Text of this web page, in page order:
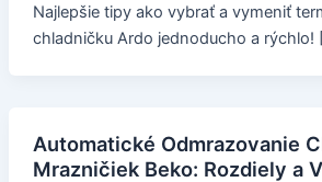
Najlepšie tipy ako vybrať a vymeniť
chladničku Ardo jednoducho a rýchlo!
Automatické Odmrazovanie
Mrazničiek Beko: Rozdiely a